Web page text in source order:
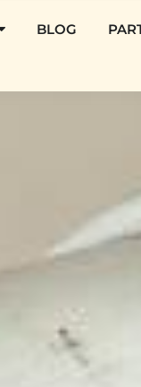
BLOG